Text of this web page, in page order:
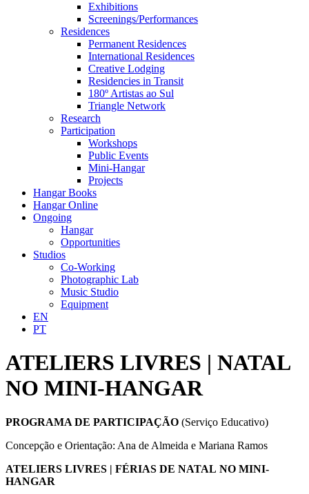
Exhibitions
Screenings/Performances
Residences
Permanent Residences
International Residences
Creative Lodging
Residencies in Transit
180º Artistas ao Sul
Triangle Network
Research
Participation
Workshops
Public Events
Mini-Hangar
Projects
Hangar Books
Hangar Online
Ongoing
Hangar
Opportunities
Studios
Co-Working
Photographic Lab
Music Studio
Equipment
EN
PT
ATELIERS LIVRES | NATAL
NO MINI-HANGAR
PROGRAMA DE PARTICIPAÇÃO (Serviço Educativo)
Concepção e Orientação: Ana de Almeida e Mariana Ramos
ATELIERS LIVRES | FÉRIAS DE NATAL NO MINI-
HANGAR